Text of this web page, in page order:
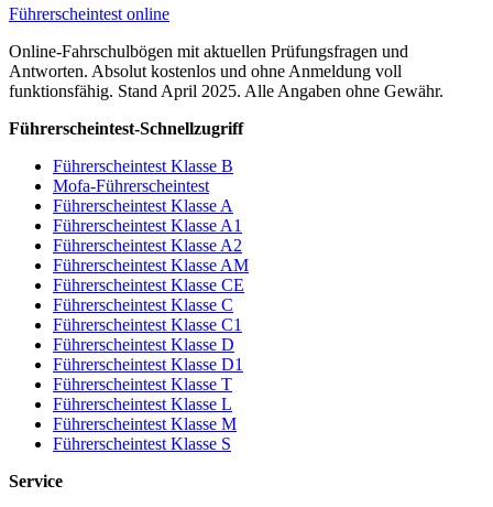
Führerscheintest online
Online-Fahrschulbögen mit aktuellen Prüfungsfragen und
Antworten. Absolut kostenlos und ohne Anmeldung voll
funktionsfähig. Stand April 2025. Alle Angaben ohne Gewähr.
Führerscheintest-Schnellzugriff
Führerscheintest Klasse B
Mofa-Führerscheintest
Führerscheintest Klasse A
Führerscheintest Klasse A1
Führerscheintest Klasse A2
Führerscheintest Klasse AM
Führerscheintest Klasse CE
Führerscheintest Klasse C
Führerscheintest Klasse C1
Führerscheintest Klasse D
Führerscheintest Klasse D1
Führerscheintest Klasse T
Führerscheintest Klasse L
Führerscheintest Klasse M
Führerscheintest Klasse S
Service